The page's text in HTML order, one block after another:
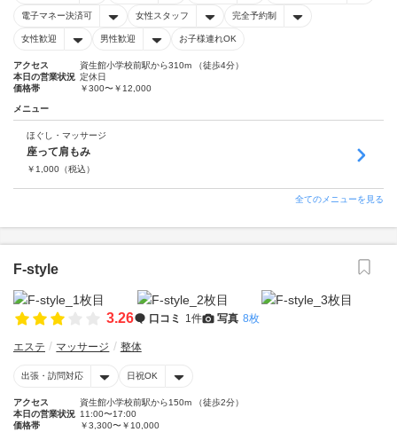
電子マネー決済可 女性スタッフ 完全予約制
女性歓迎 男性歓迎 お子様連れOK
アクセス
資生館小学校前駅から310m （徒歩4分）
本日の営業状況 定休日
価格帯
￥300〜￥12,000
メニュー
ほぐし・マッサージ
座って肩もみ
￥ 1,000 （税込）
全てのメニューを見る
F-style
3.26 口コミ 1件 写真 8枚
エステ マッサージ 整体
出張・訪問対応 日祝OK
アクセス
資生館小学校前駅から150m （徒歩2分）
本日の営業状況 11:00〜17:00
価格帯
￥3,300〜￥10,000